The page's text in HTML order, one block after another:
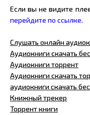
Если вы не видите
перейдите по ссылке.
Слушать онлайн
Аудиокниги скачать
Аудиокниги торрент
Аудиокниги скачать
аудиокниги скачать
Книжный трекер
Торрент книги